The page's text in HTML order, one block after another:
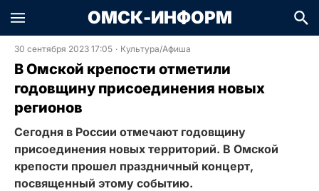
ОМСК-ИНФОРМ
30 сентября 2023 17:05 · Культура/Афиша
В Омской крепости отметили
годовщину присоединения новых
регионов
Сегодня в России отмечают годовщину
присоединения новых территорий. В Омской
крепости прошел праздничный концерт,
посвященный этому событию.